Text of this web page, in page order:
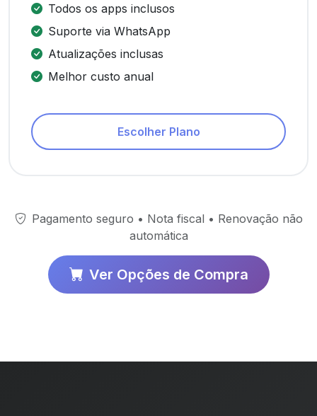
Todos os apps inclusos
Suporte via WhatsApp
Atualizações inclusas
Melhor custo anual
Escolher Plano
Pagamento seguro • Nota fiscal • Renovação não
automática
Ver Opções de Compra